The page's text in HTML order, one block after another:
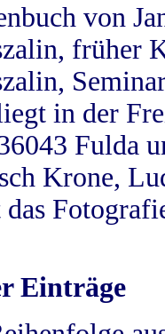
von
früher
in der
Fulda
Krone,
Einträge